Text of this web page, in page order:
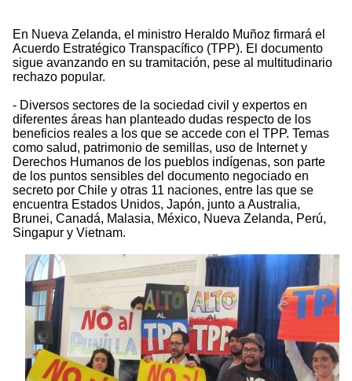
En Nueva Zelanda, el ministro Heraldo Muñoz firmará el
Acuerdo Estratégico Transpacífico (TPP). El documento
sigue avanzando en su tramitación, pese al multitudinario
rechazo popular.
- Diversos sectores de la sociedad civil y expertos en
diferentes áreas han planteado dudas respecto de los
beneficios reales a los que se accede con el TPP. Temas
como salud, patrimonio de semillas, uso de Internet y
Derechos Humanos de los pueblos indígenas, son parte
de los puntos sensibles del documento negociado en
secreto por Chile y otras 11 naciones, entre las que se
encuentra Estados Unidos, Japón, junto a Australia,
Brunei, Canadá, Malasia, México, Nueva Zelanda, Perú,
Singapur y Vietnam.